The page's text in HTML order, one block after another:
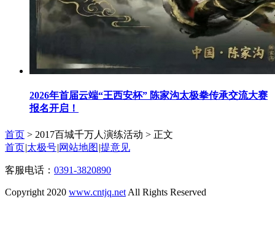
2026年首届云端“王西安杯” 陈家沟太极拳传承交流大赛
报名开启！
首页 > 2017百城千万人演练活动 > 正文
首页|太极号|网站地图 |提意见
客服电话： 0391-3820890
Copyright 2020 www.cntjq.net All Rights Reserved